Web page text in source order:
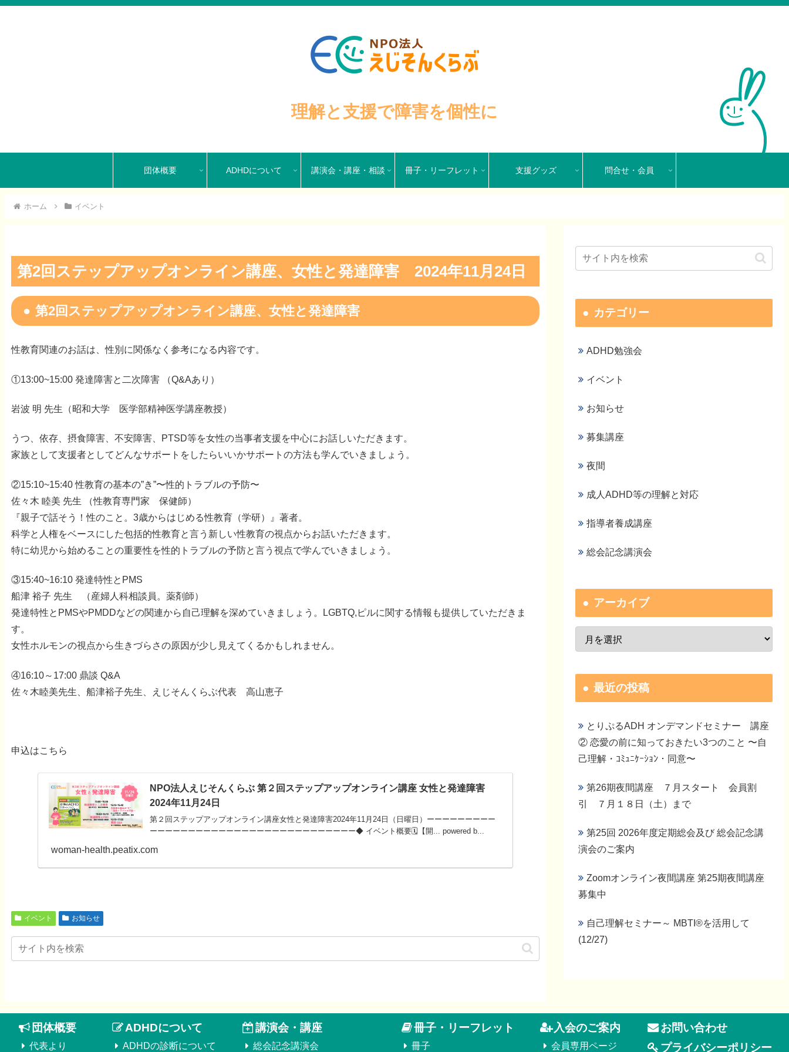
理解と支援で障害を個性に
団体概要 ADHDについて 講演会・講座・相談 冊子・リーフレット 支援グッズ 問合せ・会員
ホーム イベント
第2回ステップアップオンライン講座、女性と発達障害 2024年11月24日
第2回ステップアップオンライン講座、女性と発達障害
性教育関連のお話は、性別に関係なく参考になる内容です。
①13:00~15:00 発達障害と二次障害 （Q&Aあり）
岩波 明 先生（昭和大学 医学部精神医学講座教授）
うつ、依存、摂食障害、不安障害、PTSD等を女性の当事者支援を中心にお話しいただきます。
家族として支援者としてどんなサポートをしたらいいかサポートの方法も学んでいきましょう。
②15:10~15:40 性教育の基本の”き”〜性的トラブルの予防〜
佐々木 睦美 先生 （性教育専門家 保健師）
『親子で話そう！性のこと。3歳からはじめる性教育（学研）』著者。
科学と人権をベースにした包括的性教育と言う新しい性教育の視点からお話いただきます。
特に幼児から始めることの重要性を性的トラブルの予防と言う視点で学んでいきましょう。
③15:40~16:10 発達特性とPMS
船津 裕子 先生 （産婦人科相談員。薬剤師）
発達特性とPMSやPMDDなどの関連から自己理解を深めていきましょう。LGBTQ,ピルに関する情報も提供していただきま
す。
女性ホルモンの視点から生きづらさの原因が少し見えてくるかもしれません。
④16:10～17:00 鼎談 Q&A
佐々木睦美先生、船津裕子先生、えじそんくらぶ代表 高山恵子
申込はこちら
NPO法人えじそんくらぶ 第２回ステップアップオンライン講座 女性と発達障害
2024年11月24日
第２回ステップアップオンライン講座女性と発達障害2024年11月24日（日曜日）ーーーーーーーーー
ーーーーーーーーーーーーーーーーーーーーーーーーーーー◆ イベント概要🗓【開... powered b...
woman-health.peatix.com
イベント お知らせ
カテゴリー
ADHD勉強会
イベント
お知らせ
募集講座
夜間
成人ADHD等の理解と対応
指導者養成講座
総会記念講演会
アーカイブ
最近の投稿
とりぷるADH オンデマンドセミナー 講座
② 恋愛の前に知っておきたい3つのこと 〜自
己理解・ｺﾐｭﾆｹｰｼｮﾝ・同意〜
第26期夜間講座 ７月スタート 会員割
引 ７月１８日（土）まで
第25回 2026年度定期総会及び 総会記念講
演会のご案内
Zoomオンライン夜間講座 第25期夜間講座
募集中
自己理解セミナー～ MBTI®を活用して
(12/27)
団体概要
代表より
ADHDについて
ADHDの診断について
講演会・講座
総会記念講演会
冊子・リーフレット
冊子
入会のご案内
会員専用ページ
お問い合わせ
プライバシーポリシー